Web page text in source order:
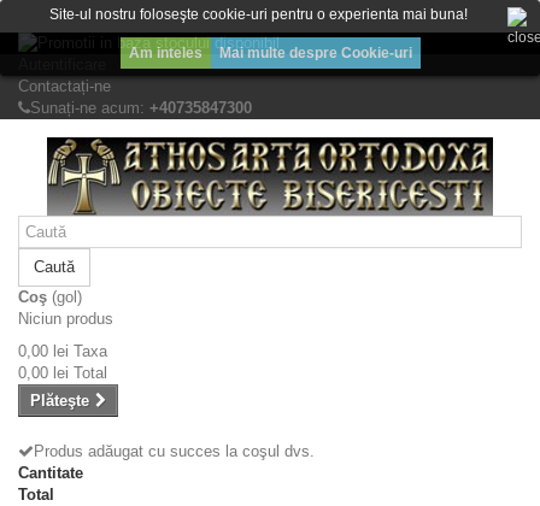
Bine ati venit! Lasati mesajul Dvs.
Contactați-ne
Sunați-ne acum: +40735847300
Caută
Coş (gol)
Niciun produs
0,00 lei Taxa
0,00 lei Total
Plăteşte
Produs adăugat cu succes la coşul dvs.
Cantitate
Total
Site-ul nostru foloseşte cookie-uri pentru o experienta mai buna!
Am inteles Mai multe despre Cookie-uri